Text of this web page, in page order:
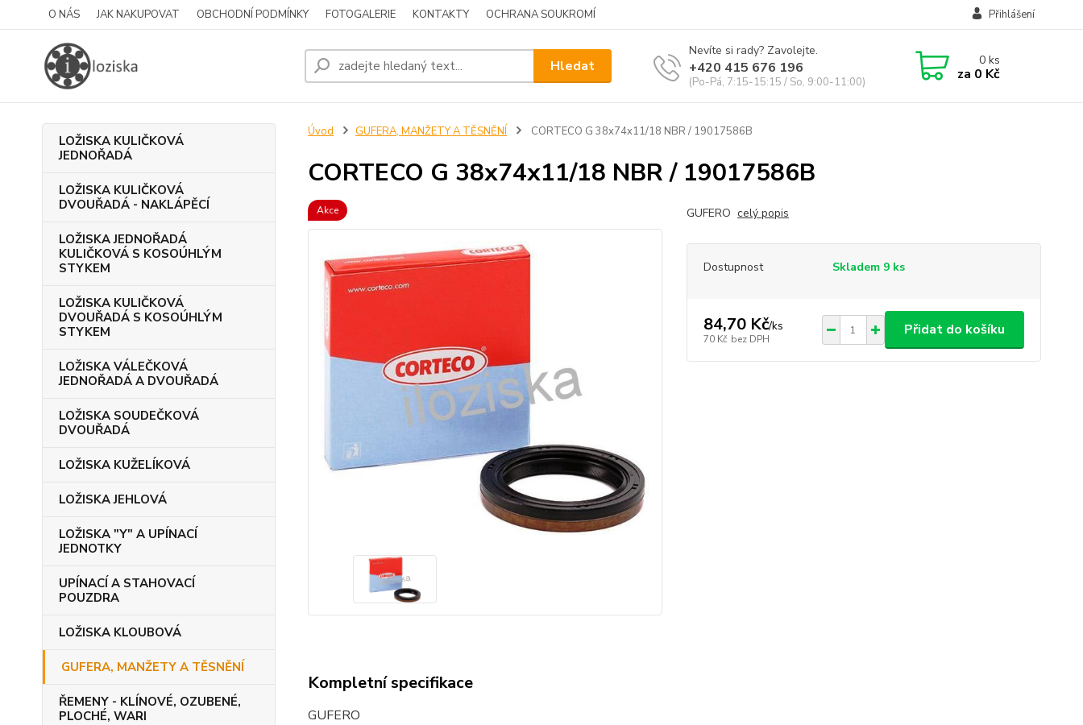
O NÁS JAK NAKUPOVAT OBCHODNÍ PODMÍNKY FOTOGALERIE KONTAKTY OCHRANA SOUKROMÍ Přihlášení
Hledat
Nevíte si rady? Zavolejte.
+420 415 676 196
(Po-Pá, 7:15-15:15 / So, 9:00-11:00)
0ks
za 0 Kč
LOŽISKA KULIČKOVÁ
JEDNOŘADÁ
LOŽISKA KULIČKOVÁ
DVOUŘADÁ - NAKLÁPĚCÍ
LOŽISKA JEDNOŘADÁ
KULIČKOVÁ S KOSOÚHLÝM
STYKEM
LOŽISKA KULIČKOVÁ
DVOUŘADÁ S KOSOÚHLÝM
STYKEM
LOŽISKA VÁLEČKOVÁ
JEDNOŘADÁ A DVOUŘADÁ
LOŽISKA SOUDEČKOVÁ
DVOUŘADÁ
LOŽISKA KUŽELÍKOVÁ
LOŽISKA JEHLOVÁ
LOŽISKA "Y" A UPÍNACÍ
JEDNOTKY
UPÍNACÍ A STAHOVACÍ
POUZDRA
LOŽISKA KLOUBOVÁ
GUFERA, MANŽETY A TĚSNĚNÍ
ŘEMENY - KLÍNOVÉ, OZUBENÉ,
PLOCHÉ, WARI
Úvod GUFERA, MANŽETY A TĚSNĚNÍ CORTECO G 38x74x11/18 NBR / 19017586B
CORTECO G 38x74x11/18 NBR / 19017586B
Akce GUFERO celý popis
Dostupnost Skladem 9 ks
84,70 Kč/ks
70 Kč bez DPH
Přidat do košíku
Kompletní specifikace
GUFERO